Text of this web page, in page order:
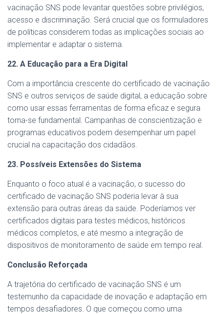
vacinação SNS pode levantar questões sobre privilégios,
acesso e discriminação. Será crucial que os formuladores
de políticas considerem todas as implicações sociais ao
implementar e adaptar o sistema.
22. A Educação para a Era Digital
Com a importância crescente do certificado de vacinação
SNS e outros serviços de saúde digital, a educação sobre
como usar essas ferramentas de forma eficaz e segura
torna-se fundamental. Campanhas de conscientização e
programas educativos podem desempenhar um papel
crucial na capacitação dos cidadãos.
23. Possíveis Extensões do Sistema
Enquanto o foco atual é a vacinação, o sucesso do
certificado de vacinação SNS poderia levar à sua
extensão para outras áreas da saúde. Poderíamos ver
certificados digitais para testes médicos, históricos
médicos completos, e até mesmo a integração de
dispositivos de monitoramento de saúde em tempo real.
Conclusão Reforçada
A trajetória do certificado de vacinação SNS é um
testemunho da capacidade de inovação e adaptação em
tempos desafiadores. O que começou como uma